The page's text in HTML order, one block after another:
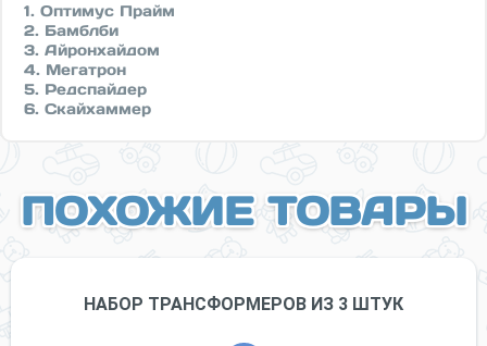
1. Оптимус Прайм
2. Бамблби
3. Айронхайдом
4. Мегатрон
5. Редспайдер
6. Скайхаммер
ПОХОЖИЕ ТОВАРЫ
НАБОР ТРАНСФОРМЕРОВ ИЗ 3 ШТУК